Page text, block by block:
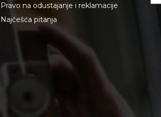
Pravo na odustajanje i reklamacije
Najčešća pitanja